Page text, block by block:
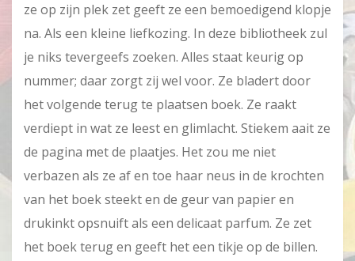
ze op zijn plek zet geeft ze een bemoedigend klopje
na. Als een kleine liefkozing. In deze bibliotheek zul
je niks tevergeefs zoeken. Alles staat keurig op
nummer; daar zorgt zij wel voor. Ze bladert door
het volgende terug te plaatsen boek. Ze raakt
verdiept in wat ze leest en glimlacht. Stiekem aait ze
de pagina met de plaatjes. Het zou me niet
verbazen als ze af en toe haar neus in de krochten
van het boek steekt en de geur van papier en
drukinkt opsnuift als een delicaat parfum. Ze zet
het boek terug en geeft het een tikje op de billen.